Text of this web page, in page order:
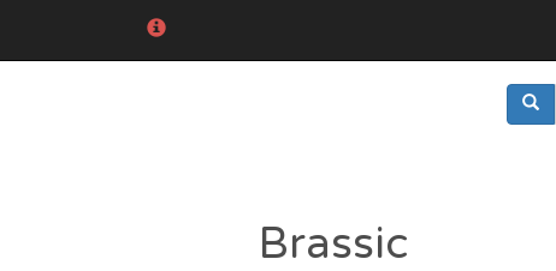
Brassic